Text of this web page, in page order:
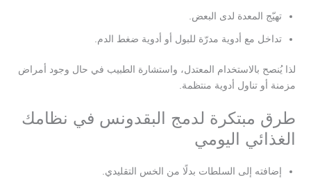
تهيّج المعدة لدى البعض.
تداخل مع أدوية مدرّة للبول أو أدوية ضغط الدم.
لذا يُنصح بالاستخدام المعتدل، واستشارة الطبيب في حال وجود أمراض
مزمنة أو تناول أدوية منتظمة.
طرق مبتكرة لدمج البقدونس في نظامك
الغذائي اليومي
إضافته إلى السلطات بدلًا من الخس التقليدي.